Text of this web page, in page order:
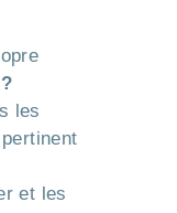
les
et les